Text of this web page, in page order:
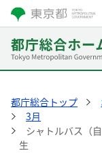
都庁総合トップ
3月
シャトルバス（
生